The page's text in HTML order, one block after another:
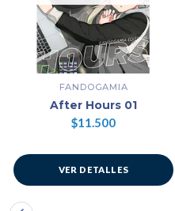
FANDOGAMIA
After Hours 01
$11.500
VER DETALLES